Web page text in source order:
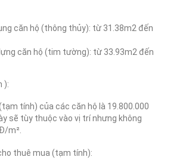
căn hộ (thông thủy): từ 31.38m2 đến
căn hộ (tim tường): từ 33.93m2 đến
):
tính) của các căn hộ là 19.800.000
sẽ tùy thuộc vào vị trí nhưng không
m².
thuê mua (tạm tính):